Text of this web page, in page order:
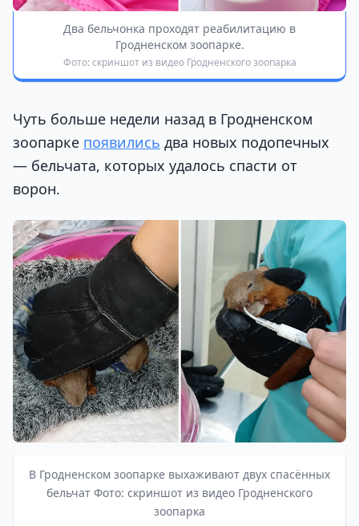
Два бельчонка проходят реабилитацию в
Гродненском зоопарке.
Фото: скриншот из видео Гродненского зоопарка
Чуть больше недели назад в Гродненском
зоопарке появились два новых подопечных
— бельчата, которых удалось спасти от
ворон.
В Гродненском зоопарке выхаживают двух спасённых
бельчат Фото: скриншот из видео Гродненского
зоопарка